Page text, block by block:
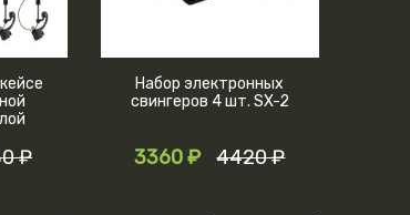
₽
Набор электронных
свингеров 4 шт. SX-2
3360 ₽ 4420 ₽